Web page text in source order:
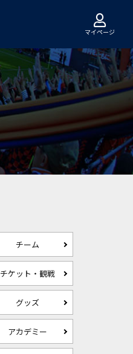
マイページ
チーム
チケット・観戦
グッズ
アカデミー